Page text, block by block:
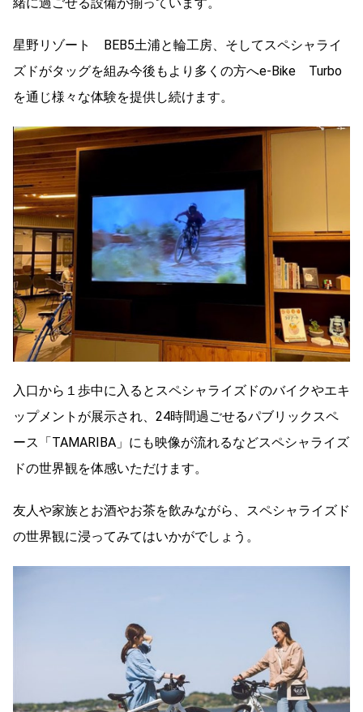
星野リゾート BEB5土浦と輪工房、そしてスペシャライ
ズドがタッグを組み今後もより多くの方へe-Bike Turbo
を通じ様々な体験を提供し続けます。
入口から１歩中に入るとスペシャライズドのバイクやエキ
ップメントが展示され、24時間過ごせるパブリックスペ
ース「TAMARIBA」にも映像が流れるなどスペシャライズ
ドの世界観を体感いただけます。
友人や家族とお酒やお茶を飲みながら、スペシャライズド
の世界観に浸ってみてはいかがでしょう。